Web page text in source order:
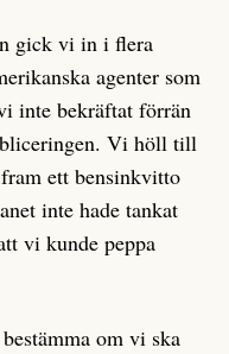
gick vi in i flera
agenter som
inte bekräftat förrän
Vi höll till
ett bensinkvitto
inte hade tankat
vi kunde peppa
om vi ska